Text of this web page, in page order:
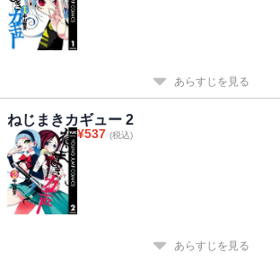
あらすじを見る
ねじまきカギュー 2
¥537 (税込)
あらすじを見る